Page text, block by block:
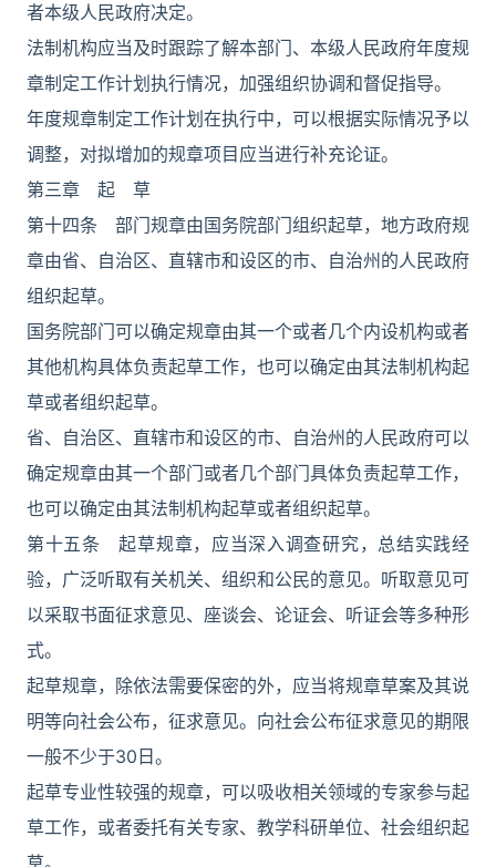
者本级人民政府决定。
法制机构应当及时跟踪了解本部门、本级人民政府年度规
章制定工作计划执行情况，加强组织协调和督促指导。
年度规章制定工作计划在执行中，可以根据实际情况予以
调整，对拟增加的规章项目应当进行补充论证。
第三章 起 草
第十四条 部门规章由国务院部门组织起草，地方政府规
章由省、自治区、直辖市和设区的市、自治州的人民政府
组织起草。
国务院部门可以确定规章由其一个或者几个内设机构或者
其他机构具体负责起草工作，也可以确定由其法制机构起
草或者组织起草。
省、自治区、直辖市和设区的市、自治州的人民政府可以
确定规章由其一个部门或者几个部门具体负责起草工作，
也可以确定由其法制机构起草或者组织起草。
第十五条 起草规章，应当深入调查研究，总结实践经
验，广泛听取有关机关、组织和公民的意见。听取意见可
以采取书面征求意见、座谈会、论证会、听证会等多种形
式。
起草规章，除依法需要保密的外，应当将规章草案及其说
明等向社会公布，征求意见。向社会公布征求意见的期限
一般不少于30日。
起草专业性较强的规章，可以吸收相关领域的专家参与起
草工作，或者委托有关专家、教学科研单位、社会组织起
草。